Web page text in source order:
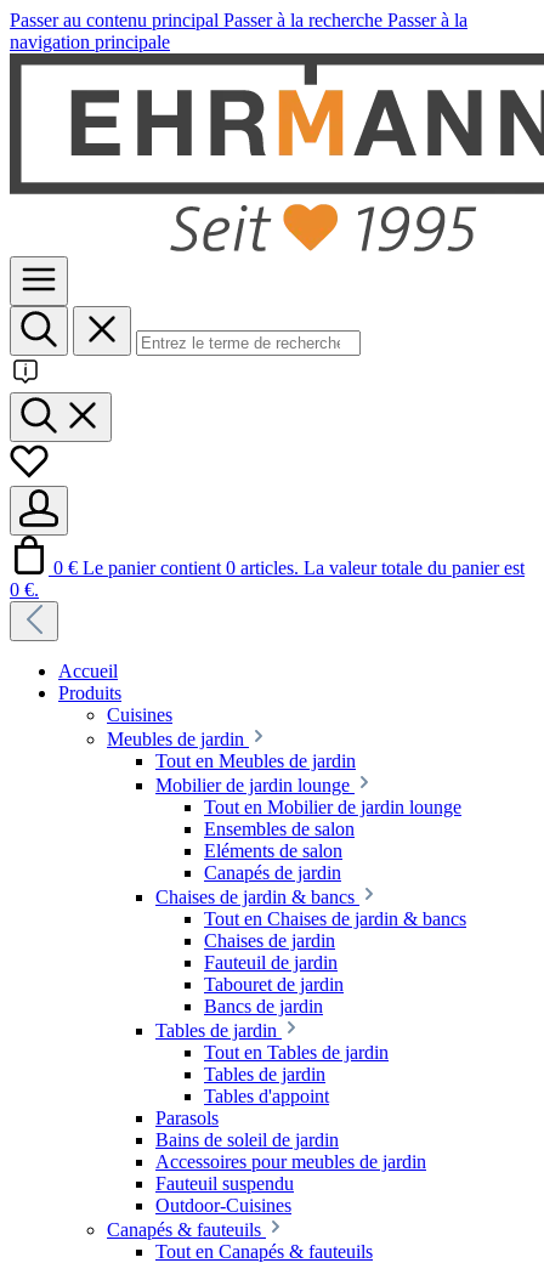
Passer au contenu principal Passer à la recherche Passer à la
navigation principale
0 € Le panier contient 0 articles. La valeur totale du panier est
0 €.
Accueil
Produits
Cuisines
Meubles de jardin
Tout en Meubles de jardin
Mobilier de jardin lounge
Tout en Mobilier de jardin lounge
Ensembles de salon
Eléments de salon
Canapés de jardin
Chaises de jardin & bancs
Tout en Chaises de jardin & bancs
Chaises de jardin
Fauteuil de jardin
Tabouret de jardin
Bancs de jardin
Tables de jardin
Tout en Tables de jardin
Tables de jardin
Tables d'appoint
Parasols
Bains de soleil de jardin
Accessoires pour meubles de jardin
Fauteuil suspendu
Outdoor-Cuisines
Canapés & fauteuils
Tout en Canapés & fauteuils